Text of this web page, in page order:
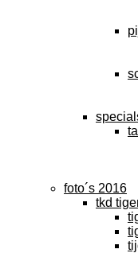
foto´s 2016
tkd